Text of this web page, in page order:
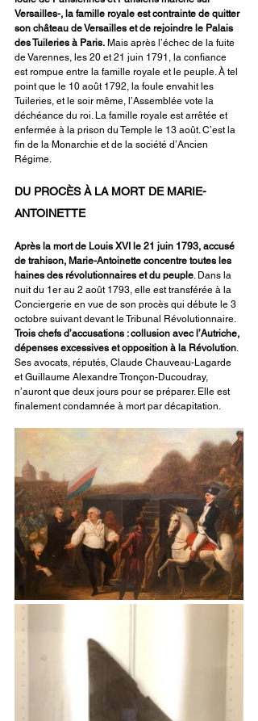
Versailles-, la famille royale est contrainte de quitter
son château de Versailles et de rejoindre le Palais
des Tuileries à Paris. Mais après l’échec de la fuite
de Varennes, les 20 et 21 juin 1791, la confiance
est rompue entre la famille royale et le peuple. À tel
point que le 10 août 1792, la foule envahit les
Tuileries, et le soir même, l’Assemblée vote la
déchéance du roi. La famille royale est arrêtée et
enfermée à la prison du Temple le 13 août. C’est la
fin de la Monarchie et de la société d’Ancien
Régime.
DU PROCÈS À LA MORT DE MARIE-
ANTOINETTE
Après la mort de Louis XVI le 21 juin 1793, accusé
de trahison, Marie-Antoinette concentre toutes les
haines des révolutionnaires et du peuple. Dans la
nuit du 1er au 2 août 1793, elle est transférée à la
Conciergerie en vue de son procès qui débute le 3
octobre suivant devant le Tribunal Révolutionnaire.
Trois chefs d’accusations : collusion avec l’Autriche,
dépenses excessives et opposition à la Révolution.
Ses avocats, réputés, Claude Chauveau-Lagarde
et Guillaume Alexandre Tronçon-Ducoudray,
n’auront que deux jours pour se préparer. Elle est
finalement condamnée à mort par décapitation.